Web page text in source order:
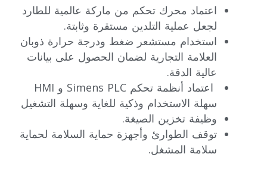
اعتماد محرك تحكم من ماركة عالمية للطارد
لجعل عملية التلدين مستقرة وثابتة.
استخدام مستشعر ضغط ودرجة حرارة ذوبان
العلامة التجارية لضمان الحصول على بيانات
عالية الدقة.
اعتماد أنظمة تحكم Simens PLC و HMI
سهلة الاستخدام وذكية للغاية وسهلة التشغيل
وظيفة تخزين الصيغة.
توقف الطوارئ وأجهزة حماية السلامة لحماية
سلامة المشغل.